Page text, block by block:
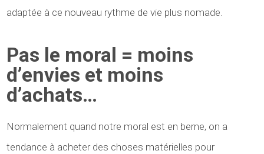
adaptée à ce nouveau rythme de vie plus nomade.
Pas le moral = moins
d’envies et moins
d’achats…
Normalement quand notre moral est en berne, on a
tendance à acheter des choses matérielles pour